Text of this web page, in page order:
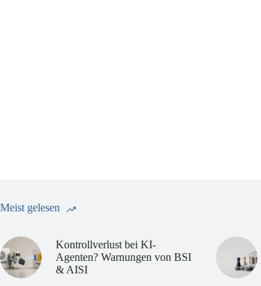
Meist gelesen
Kontrollverlust bei KI-
Agenten? Warnungen von BSI
& AISI